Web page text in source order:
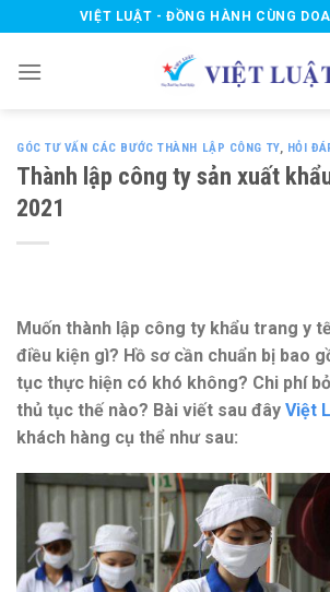
to
content
VIỆT LUẬT - ĐỒNG HÀNH CÙNG
GÓC TƯ VẤN CÁC BƯỚC THÀNH LẬP CÔNG TY, HỎI
Thành lập công ty sản xuất
2021
Muốn thành lập công ty khẩu trang y
điều kiện gì? Hồ sơ cần chuẩn bị bao
tục thực hiện có khó không? Chi phí
thủ tục thế nào? Bài viết sau đây Việt
khách hàng cụ thể như sau: